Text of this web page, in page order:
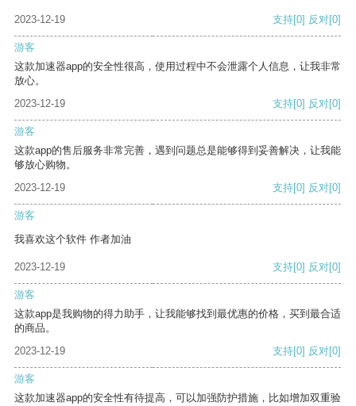
2023-12-19 支持[0] 反对[0]
游客
这款加速器app的安全性很高，使用过程中不会泄露个人信息，让我非常
放心。
2023-12-19
支持[0] 反对[0]
游客
这款app的售后服务非常完善，遇到问题总是能够得到妥善解决，让我能
够放心购物。
2023-12-19
支持[0] 反对[0]
游客
我喜欢这个软件 作者加油
2023-12-19 支持[0] 反对[0]
游客
这款app是我购物的得力助手，让我能够找到最优惠的价格，买到最合适
的商品。
2023-12-19
支持[0] 反对[0]
游客
这款加速器app的安全性有待提高，可以加强防护措施，比如增加双重验